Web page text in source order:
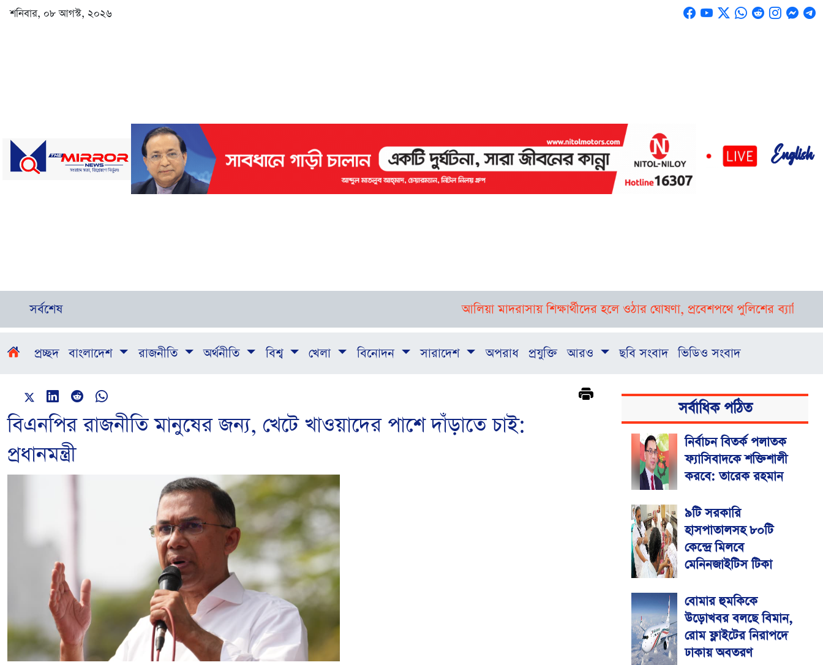
শনিবার, ০৮ আগস্ট, ২০২৬
English
সর্বশেষ আলিয়া মাদরাসায় শিক্ষার্থীদের হলে ওঠার ঘোষণা, প্রবেশপথে পুলিশের ব্যারিকেড
প্রচ্ছদ বাংলাদেশ রাজনীতি অর্থনীতি বিশ্ব খেলা বিনোদন সারাদেশ অপরাধ প্রযুক্তি আরও ছবি সংবাদ ভিডিও সংবাদ
বিএনপির রাজনীতি মানুষের জন্য, খেটে খাওয়াদের পাশে দাঁড়াতে চাই:
প্রধানমন্ত্রী
সর্বাধিক পঠিত
নির্বাচন বিতর্ক পলাতক
ফ্যাসিবাদকে শক্তিশালী
করবে: তারেক রহমান
৯টি সরকারি
হাসপাতালসহ ৮০টি
কেন্দ্রে মিলবে
মেনিনজাইটিস টিকা
বোমার হুমকিকে
উড়োখবর বলছে বিমান,
রোম ফ্লাইটের নিরাপদে
ঢাকায় অবতরণ